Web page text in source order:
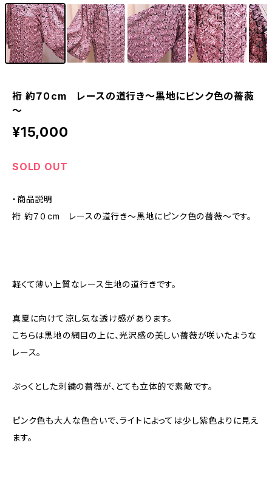
裄 約７０cm レースの道行き～黒地にピンク色の薔薇
～
¥15,000
SOLD OUT
・商品説明
裄 約７０cm レースの道行き～黒地にピンク色の薔薇～です。
軽くて薄い上質なレース生地の道行きです。
真夏に向けて涼し気な透け感があります。
こちらは黒地の網目の上に、光沢感の美しい薔薇が咲いたような
レース。
ぷっくとした刺繍の薔薇が、とても立体的で素敵です。
ピンク色も大人な色合いで、ライトによっては少し紫色よりに見え
ます。